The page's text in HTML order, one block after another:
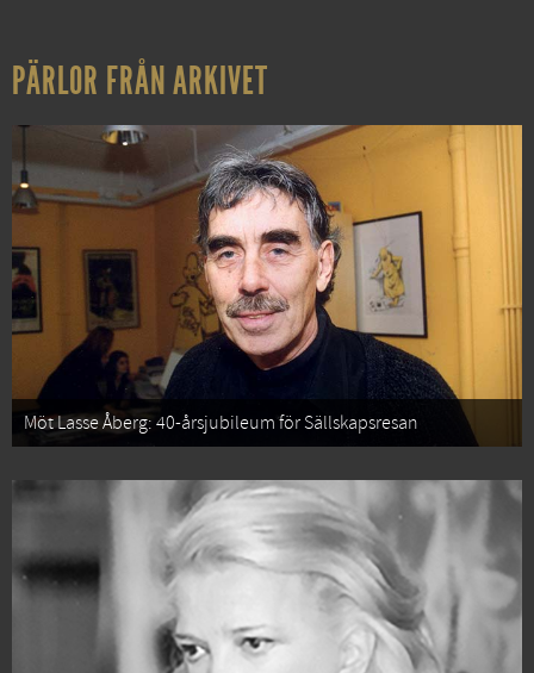
PÄRLOR FRÅN ARKIVET
Möt Lasse Åberg: 40-årsjubileum för Sällskapsresan